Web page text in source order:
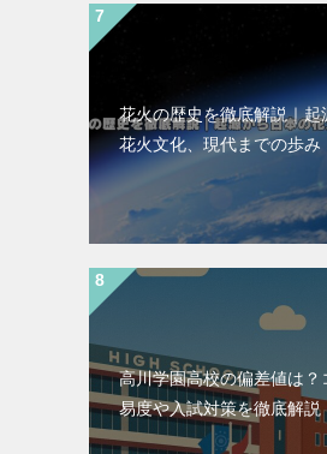
花火の歴史を徹底解説｜起
花火文化、現代までの歩み
高川学園高校の偏差値は？
易度や入試対策を徹底解説